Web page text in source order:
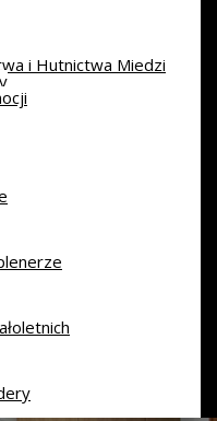
i Hutnictwa Miedzi